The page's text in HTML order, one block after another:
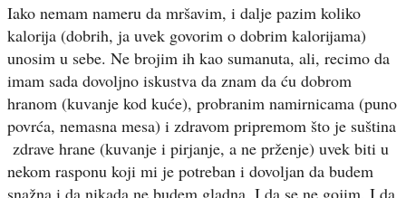
Iako nemam nameru da mršavim, i dalje pazim koliko
kalorija (dobrih, ja uvek govorim o dobrim kalorijama)
unosim u sebe. Ne brojim ih kao sumanuta, ali, recimo da
imam sada dovoljno iskustva da znam da ću dobrom
hranom (kuvanje kod kuće), probranim namirnicama (puno
povrća, nemasna mesa) i zdravom pripremom što je suština
zdrave hrane (kuvanje i pirjanje, a ne prženje) uvek biti u
nekom rasponu koji mi je potreban i dovoljan da budem
snažna i da nikada ne budem gladna. I da se ne gojim. I da